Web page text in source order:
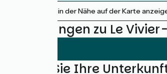
Bahnhöfe in der Nähe auf der Karte
Bewertungen zu Le
Finden Sie Ihre